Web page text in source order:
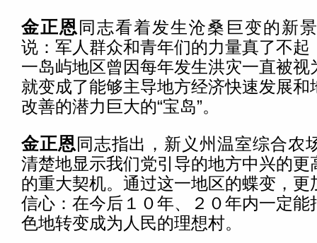
金正恩 同志看着发生沧桑巨变的新
说：军人群众和青年们的力量真了不起
一岛屿地区曾因每年发生洪灾一直被视
就变成了能够主导地方经济快速发展和
改善的潜力巨大的“宝岛”。
金正恩同志指出，新义州温室综合农
清楚地显示我们党引导的地方中兴的更
的重大契机。通过这一地区的蝶变，更
信心：在今后１０年、２０年内一定能
色地转变成为人民的理想村。